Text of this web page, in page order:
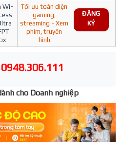
Wi-
Tối ưu toàn diện
gaming,
streaming - Xem
phim, truyền
hình
ĐĂNG
KÝ
0948.306.111
cho Doanh nghiệp